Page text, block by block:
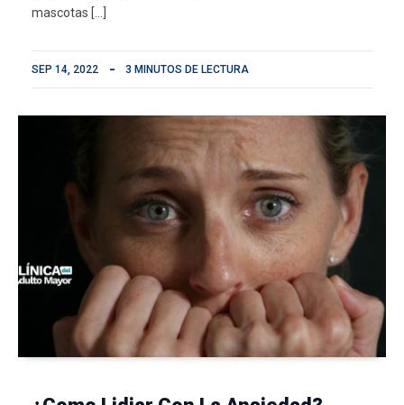
mascotas […]
SEP 14, 2022 3 MINUTOS DE LECTURA